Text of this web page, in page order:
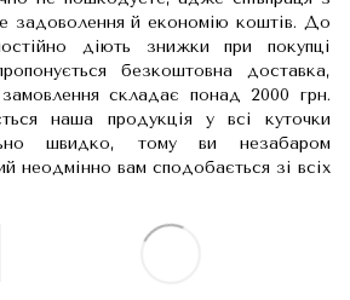
задоволення й економію коштів. До
діють знижки при покупці
безкоштовна доставка,
складає понад 2000 грн.
наша продукція у всі куточки
швидко, тому ви незабаром
неодмінно вам сподобається зі всіх